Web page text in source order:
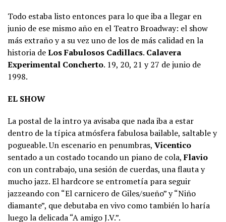
Todo estaba listo entonces para lo que iba a llegar en
junio de ese mismo año en el Teatro Broadway: el show
más extraño y a su vez uno de los de más calidad en la
historia deLos Fabulosos Cadillacs. Calavera
Experimental Concherto. 19, 20, 21 y 27 de junio de
1998.
EL SHOW
La postal de la intro ya avisaba que nada iba a estar
dentro de la típica atmósfera fabulosa bailable, saltable y
pogueable. Un escenario en penumbras, Vicentico
sentado a un costado tocando un piano de cola,Flavio
con un contrabajo, una sesión de cuerdas, una flauta y
mucho jazz. El hardcore se entrometía para seguir
jazzeando con “El carnicero de Giles/sueño” y “Niño
diamante”, que debutaba en vivo como también lo haría
luego la delicada “A amigo J.V.”.